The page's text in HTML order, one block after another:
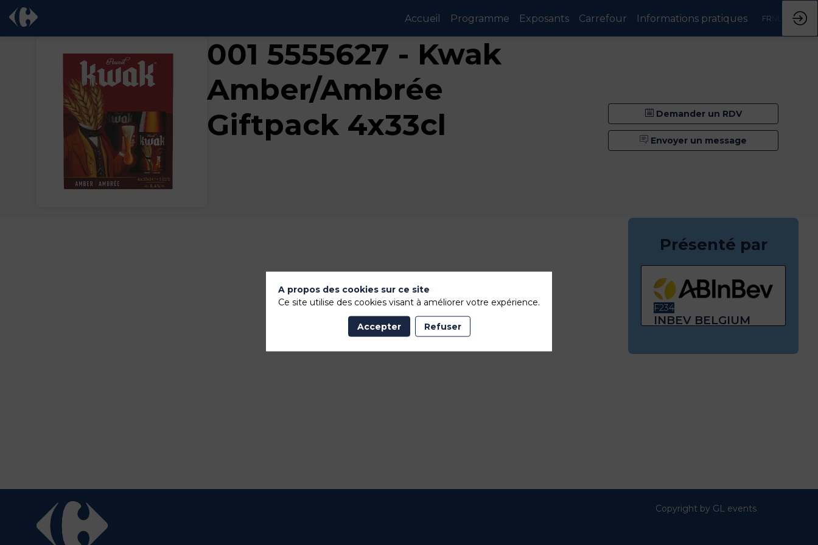
Accueil Programme Exposants Carrefour Informations pratiques FR
Demander un RDV
Envoyer un message
001 5555627 - Kwak
Amber/Ambrée
Giftpack 4x33cl
Présenté par
F234
INBEV BELGIUM
Copyright by GL events
A propos des cookies sur ce site
Ce site utilise des cookies visant à améliorer votre expérience.
Accepter Refuser